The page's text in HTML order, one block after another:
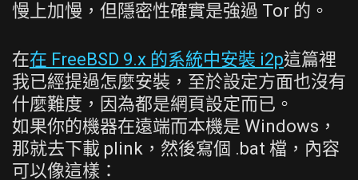
慢上加慢，但隱密性確實是強過 Tor 的。
在在 FreeBSD 9.x 的系統中安裝 i2p這篇裡
我已經提過怎麼安裝，至於設定方面也沒有
什麼難度，因為都是網頁設定而已。
如果你的機器在遠端而本機是 Windows，
那就去下載 plink，然後寫個 .bat 檔，內容
可以像這樣：